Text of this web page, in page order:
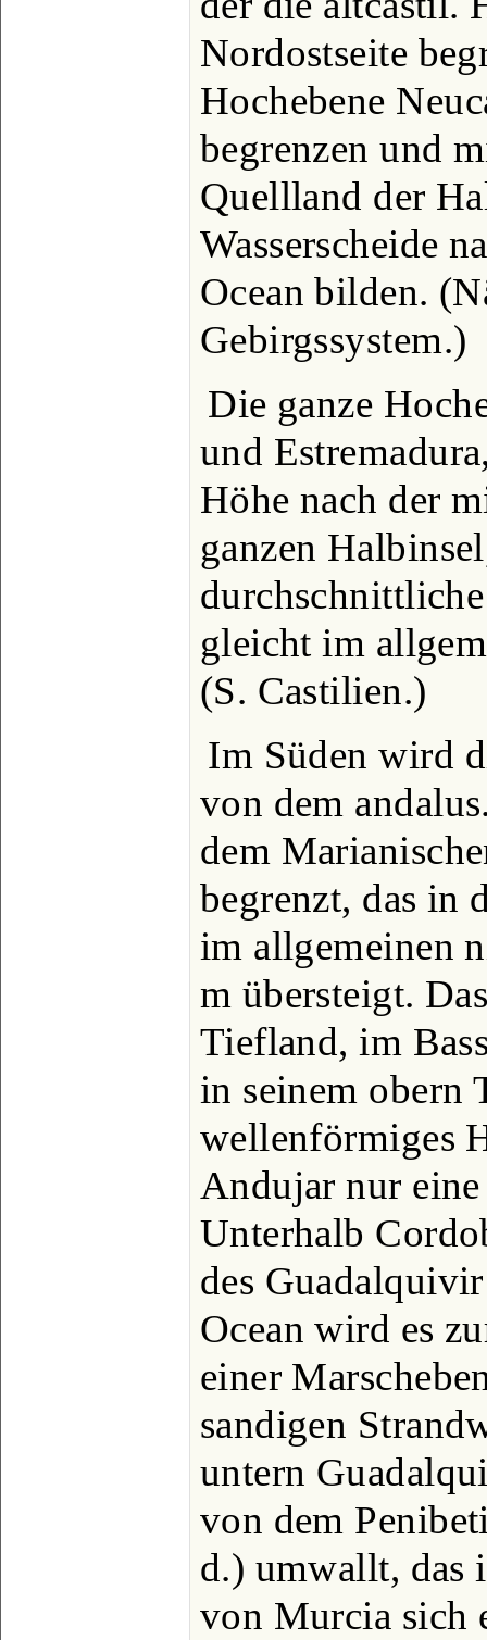
Nordostseite
Hochebene
begrenzen und
Quellland der
Wasserscheide
Ocean bilden.
Gebirgssystem.)
Die ganze
und
Höhe nach der
ganzen
gleicht im
(S. Castilien.)
Im Süden wird
von dem
dem
begrenzt, das in
im allgemeinen
m übersteigt.
Tiefland, im
in seinem obern
wellenförmiges
Andujar nur
Unterhalb
des
Ocean wird es
einer
sandigen
untern
von dem
d.) umwallt, das
von Murcia sich